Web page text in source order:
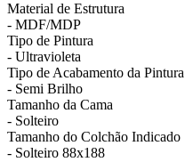
Material de Estrutura
- MDF/MDP
Tipo de Pintura
- Ultravioleta
Tipo de Acabamento da Pintura
- Semi Brilho
Tamanho da Cama
- Solteiro
Tamanho do Colchão Indicado
- Solteiro 88x188